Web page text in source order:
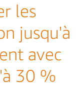
les
jusqu'à
avec
30 %